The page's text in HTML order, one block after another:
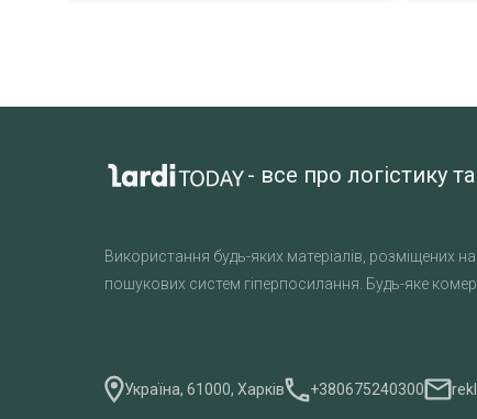
- все про логістику
Використання будь-яких матеріалів, розміщених
пошукових систем гіперпосилання. Будь-яке
Україна, 61000, Харків +380675240300